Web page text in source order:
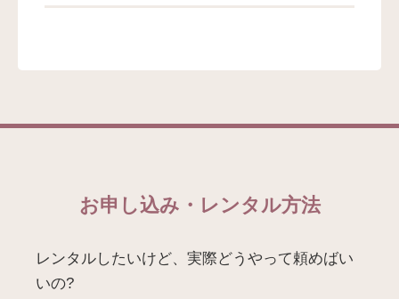
お申し込み・レンタル方法
レンタルしたいけど、実際どうやって頼めばい
いの?